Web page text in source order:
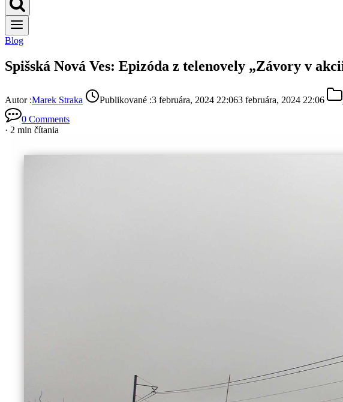
Blog
Spišská Nová Ves: Epizóda z telenovely „Závory v
Autor :Marek Straka Publikované :3 februára, 2024 22:063 februára, 2024 22:06
0 Comments
· 2 min čítania